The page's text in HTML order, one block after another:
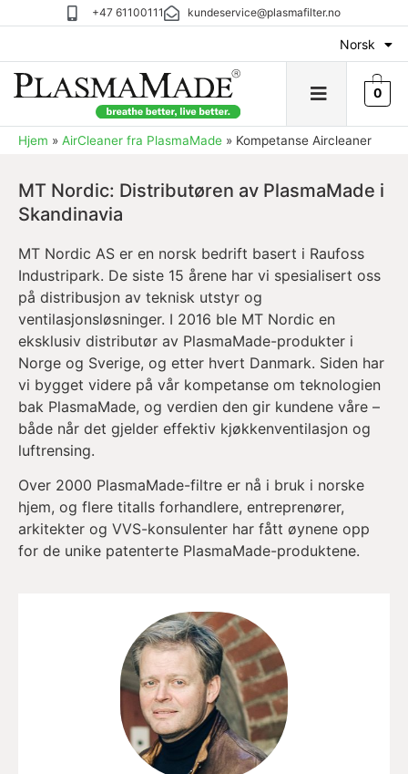
+47 61100111 kundeservice@plasmafilter.no
Norsk
0
Hjem » AirCleaner fra PlasmaMade » Kompetanse Aircleaner
MT Nordic: Distributøren av PlasmaMade i
Skandinavia
MT Nordic AS er en norsk bedrift basert i Raufoss
Industripark. De siste 15 årene har vi spesialisert oss
på distribusjon av teknisk utstyr og
ventilasjonsløsninger. I 2016 ble MT Nordic en
eksklusiv distributør av PlasmaMade-produkter i
Norge og Sverige, og etter hvert Danmark. Siden har
vi bygget videre på vår kompetanse om teknologien
bak PlasmaMade, og verdien den gir kundene våre –
både når det gjelder effektiv kjøkkenventilasjon og
luftrensing.
Over 2000 PlasmaMade-filtre er nå i bruk i norske
hjem, og flere titalls forhandlere, entreprenører,
arkitekter og VVS-konsulenter har fått øynene opp
for de unike patenterte PlasmaMade-produktene.